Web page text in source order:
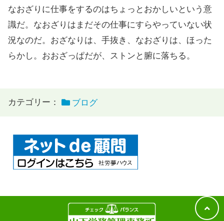
なおざりに仕事をするのはちょっとおかしいという意
識だ。なおざりはまだその仕事にすらやっていない状
況なのだ。おざなりは、手抜き、なおざりは、ほった
らかし。おおざっぱだが、ストンと腑に落ちる。
カテゴリー： ブログ